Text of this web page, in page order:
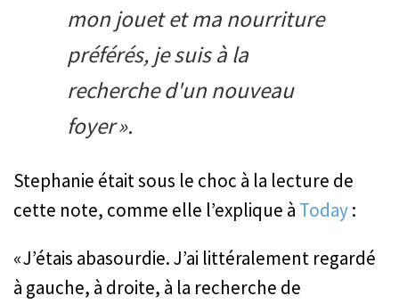
mon jouet et ma nourriture
préférés, je suis à la
recherche d'un nouveau
foyer ».
Stephanie était sous le choc à la lecture de
cette note, comme elle l’explique à Today:
« J’étais abasourdie. J’ai littéralement regardé
à gauche, à droite, à la recherche de